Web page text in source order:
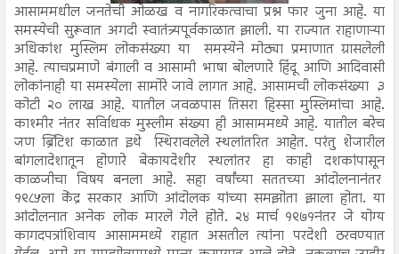
आसाममधील जनतेची ओळख व नागरिकत्वाचा प्रश्न फार जुना आहे. या
समस्येची सुरूवात अगदी स्वातंत्र्यपूर्वकाळात झाली. या राज्यात राहाणाऱ्या
अधिकांश मुस्लिम लोकसंख्या या समस्येने मोठ्या प्रमाणात ग्रासलेली
आहे. त्याचप्रमाणे बंगाली व आसामी भाषा बोलणारे हिंदू आणि आदिवासी
लोकांनाही या समस्येला सामोरे जावे लागत आहे. आसामची लोकसंख्या ३
कोटी २० लाख आहे. यातील जवळपास तिसरा हिस्सा मुस्लिमांचा आहे.
काश्मीर नंतर सर्विाधक मुस्लीम संख्या ही आसाममध्ये आहे. यातील बरेच
जण ब्रिटिश काळात इथे स्थिरावलेले स्थलांतरित आहेत. परंतु शेजारील
बांगलादेशातून होणारे बेकायदेशीर स्थलांतर हा काही दशकांपासून
काळजीचा विषय बनला आहे. सहा वर्षांच्या सततच्या आंदोलनानंतर
१९८५ला केंद्र सरकार आणि आंदोलक यांच्या समझोता झाला होता. या
आंदोलनात अनेक लोक मारले गेले होते. २४ मार्च १९७१नंतर जे योग्य
कागदपत्रांशिवाय आसाममध्ये राहात असतील त्यांना परदेशी ठरवण्यात